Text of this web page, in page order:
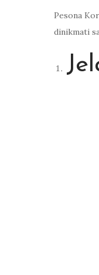
Pesona
dinikmati